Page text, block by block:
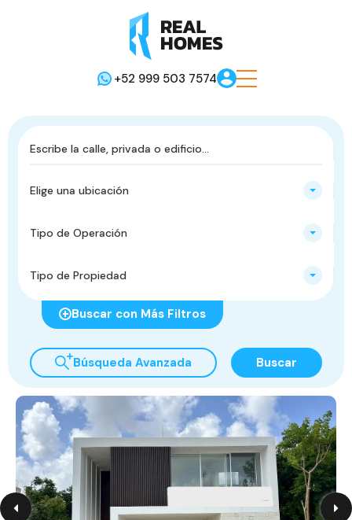
+52 999 503 7574
Elige una ubicación
Tipo de Operación
Tipo de Propiedad
Buscar con Más Filtros
Búsqueda Avanzada Buscar